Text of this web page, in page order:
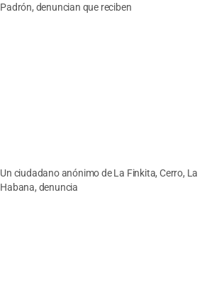
Padrón, denuncian que reciben
Un ciudadano anónimo de La Finkita, Cerro, La
Habana, denuncia